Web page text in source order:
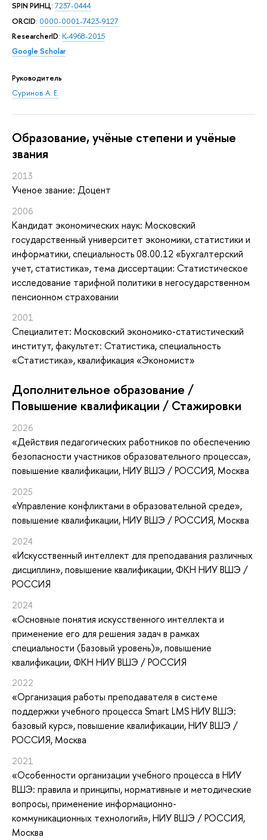
SPIN РИНЦ:7237-0444
ORCID: 0000-0001-7423-9127
ResearcherID: K-4968-2015
Google Scholar
Руководитель
Суринов А. Е.
Oбразование, учёные степени и учёные
звания
2013
Ученое звание: Доцент
2006
Кандидат экономических наук: Московский
государственный университет экономики, статистики и
информатики, специальность 08.00.12 «Бухгалтерский
учет, статистика», тема диссертации: Статистическое
исследование тарифной политики в негосударственном
пенсионном страховании
2001
Специалитет: Московский экономико-статистический
институт, факультет: Статистика, специальность
«Статистика», квалификация «Экономист»
Дополнительное образование /
Повышение квалификации / Стажировки
2026
«Действия педагогических работников по обеспечению
безопасности участников образовательного процесса»,
повышение квалификации, НИУ ВШЭ / РОССИЯ, Москва
2025
«Управление конфликтами в образовательной среде»,
повышение квалификации, НИУ ВШЭ / РОССИЯ, Москва
2024
«Искусственный интеллект для преподавания различных
дисциплин», повышение квалификации, ФКН НИУ ВШЭ /
РОССИЯ
2024
«Основные понятия искусственного интеллекта и
применение его для решения задач в рамках
специальности (Базовый уровень)», повышение
квалификации, ФКН НИУ ВШЭ / РОССИЯ
2022
«Организация работы преподавателя в системе
поддержки учебного процесса Smart LMS НИУ ВШЭ:
базовый курс», повышение квалификации, НИУ ВШЭ /
РОССИЯ, Москва
2021
«Особенности организации учебного процесса в НИУ
ВШЭ: правила и принципы, нормативные и методические
вопросы, применение информационно-
коммуникационных технологий», НИУ ВШЭ / РОССИЯ,
Москва